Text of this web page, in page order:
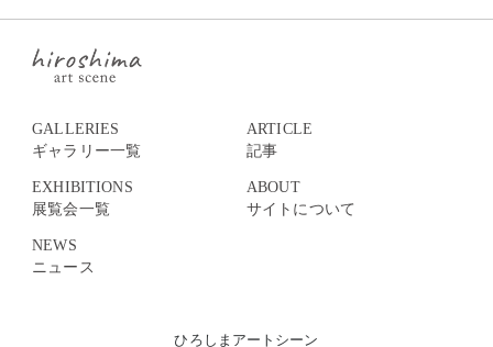
ひろしまアートシーン
GALLERIES
ギャラリー一覧
EXHIBITIONS
展覧会一覧
NEWS
ニュース
ARTICLE
記事
ABOUT
サイトについて